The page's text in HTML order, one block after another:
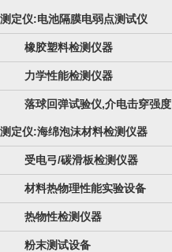
测定仪:电池隔膜电弱点测试仪
橡胶塑料检测仪器
力学性能检测仪器
落球回弹试验仪,介电击穿强度
测定仪:海绵泡沫材料检测仪器
受电弓/碳滑板检测仪器
材料热物理性能实验设备
热物性检测仪器
粉末测试设备